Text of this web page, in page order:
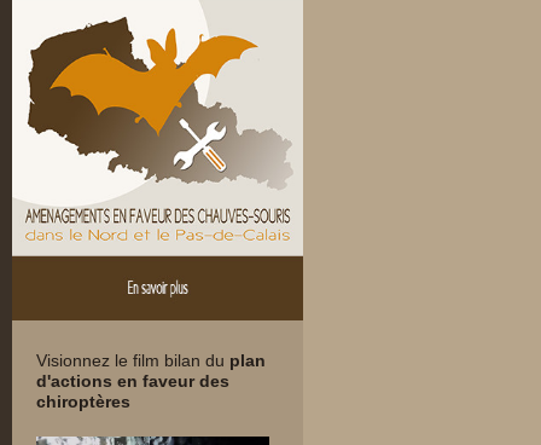
Visionnez le film bilan du plan
d'actions en faveur des
chiroptères